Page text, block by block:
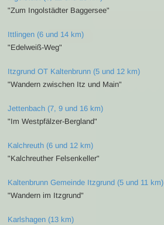
"Zum Ingolstädter Baggersee"
Ittlingen (6 und 14 km)
"Edelweiß-Weg"
Itzgrund OT Kaltenbrunn (5 und 12 km)
"Wandern zwischen Itz und Main"
Jettenbach (7, 9 und 16 km)
"Im Westpfälzer-Bergland"
Kalchreuth (6 und 12 km)
"Kalchreuther Felsenkeller"
Kaltenbrunn Gemeinde Itzgrund (5 und 11 km)
"Wandern im Itzgrund"
Karlshagen (13 km)